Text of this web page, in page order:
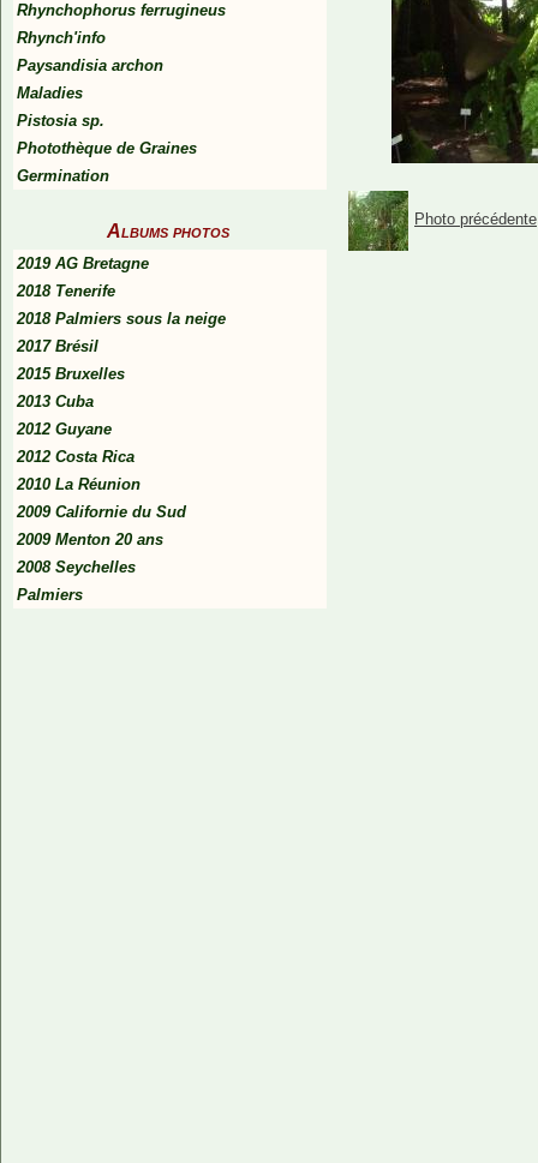
Rhynchophorus ferrugineus
Rhynch'info
Paysandisia archon
Maladies
Pistosia sp.
Photothèque de Graines
Germination
Albums photos
2019 AG Bretagne
2018 Tenerife
2018 Palmiers sous la neige
2017 Brésil
2015 Bruxelles
2013 Cuba
2012 Guyane
2012 Costa Rica
2010 La Réunion
2009 Californie du Sud
2009 Menton 20 ans
2008 Seychelles
Palmiers
Photo précédente